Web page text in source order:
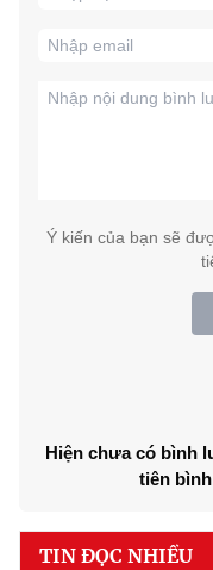
Ý kiến của bạn sẽ
Hiện chưa có bình
tiên
TIN ĐỌC NHIỀU